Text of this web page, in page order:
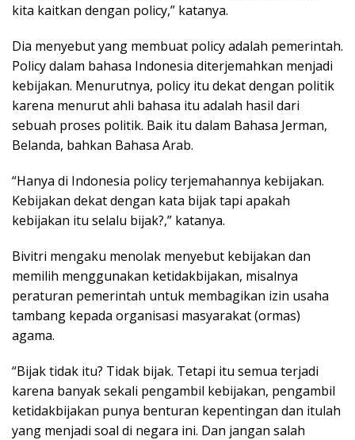
kita kaitkan dengan policy,” katanya.
Dia menyebut yang membuat policy adalah pemerintah.
Policy dalam bahasa Indonesia diterjemahkan menjadi
kebijakan. Menurutnya, policy itu dekat dengan politik
karena menurut ahli bahasa itu adalah hasil dari
sebuah proses politik. Baik itu dalam Bahasa Jerman,
Belanda, bahkan Bahasa Arab.
“Hanya di Indonesia policy terjemahannya kebijakan.
Kebijakan dekat dengan kata bijak tapi apakah
kebijakan itu selalu bijak?,” katanya.
Bivitri mengaku menolak menyebut kebijakan dan
memilih menggunakan ketidakbijakan, misalnya
peraturan pemerintah untuk membagikan izin usaha
tambang kepada organisasi masyarakat (ormas)
agama.
“Bijak tidak itu? Tidak bijak. Tetapi itu semua terjadi
karena banyak sekali pengambil kebijakan, pengambil
ketidakbijakan punya benturan kepentingan dan itulah
yang menjadi soal di negara ini. Dan jangan salah